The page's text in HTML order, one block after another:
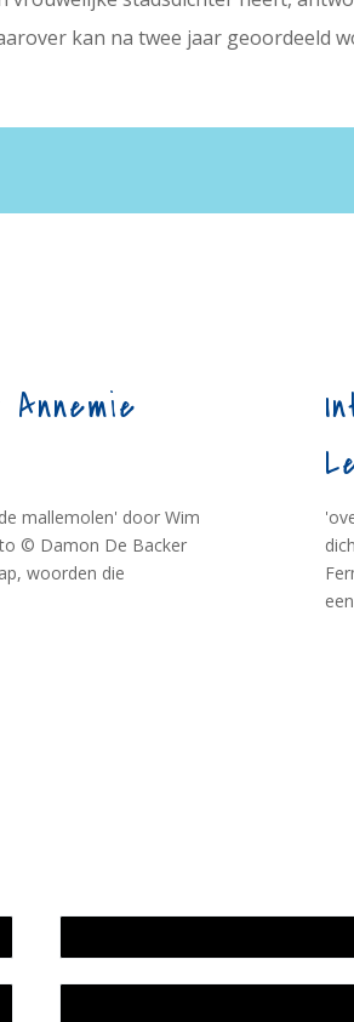
kan na twee jaar geoordeeld
mallemolen' door Wim
© Damon De Backer
woorden die